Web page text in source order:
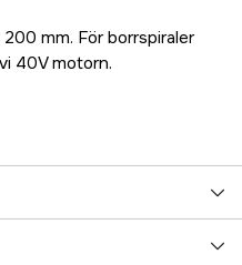
mm. För borrspiraler
40V motorn.
5000033331